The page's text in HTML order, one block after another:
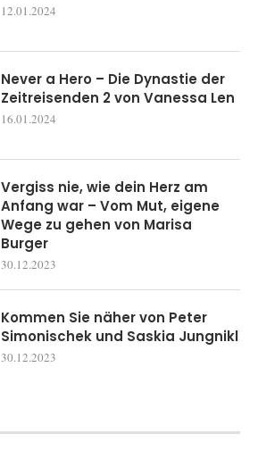
12.01.2024
Never a Hero – Die Dynastie der
Zeitreisenden 2 von Vanessa Len
16.01.2024
Vergiss nie, wie dein Herz am
Anfang war – Vom Mut, eigene
Wege zu gehen von Marisa
Burger
30.12.2023
Kommen Sie näher von Peter
Simonischek und Saskia Jungnikl
30.12.2023